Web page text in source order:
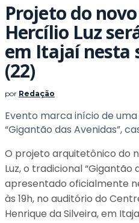
Projeto do
Hercílio Luz
em Itajaí nesta
(22)
por Redação
Evento marca início de
“Gigantão das Avenidas”,
O projeto arquitetônico do
Luz, o tradicional “Gigantão
apresentado oficialmente
às 19h, no auditório do
Henrique da Silveira, em